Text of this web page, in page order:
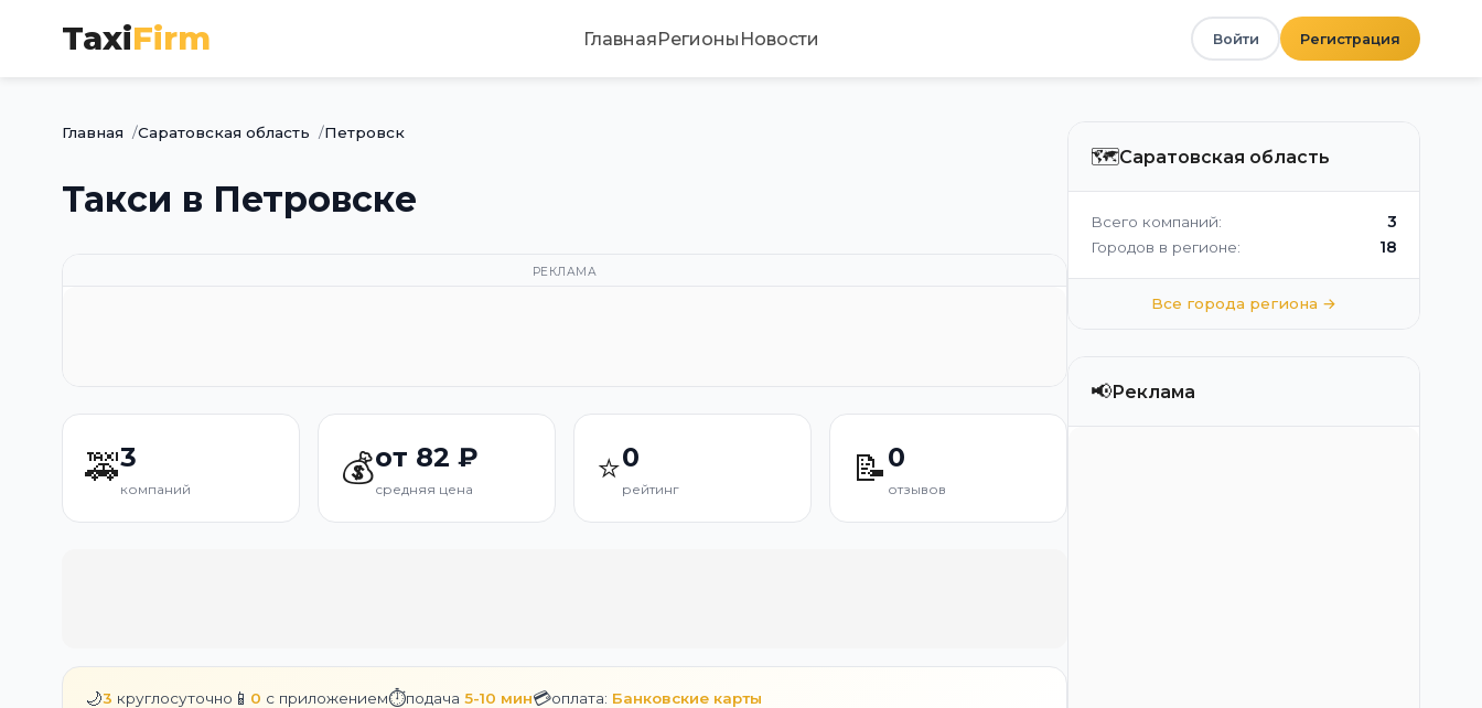
TaxiFirm ГлавнаяРегионы Новости Войти Регистрация
Главная Саратовская область Петровск
Такси в Петровске
РЕКЛАМА
🚕3
компаний 💰от 82 ₽
средняя цена ⭐0
рейтинг 📝0
отзывов
🌙3 круглосуточно 📱 0 с приложением⏱️подача 5-10 мин💳оплата: Банковские карты
🗺️Саратовская область
Всего компаний: 3
Городов в регионе: 18
Все города региона →
📢Реклама